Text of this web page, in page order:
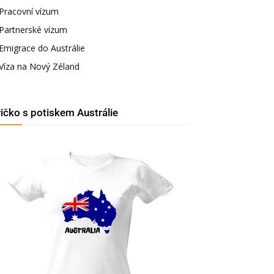
Pracovní vízum
Partnerské vízum
Emigrace do Austrálie
na Nový Zéland
s potiskem Austrálie